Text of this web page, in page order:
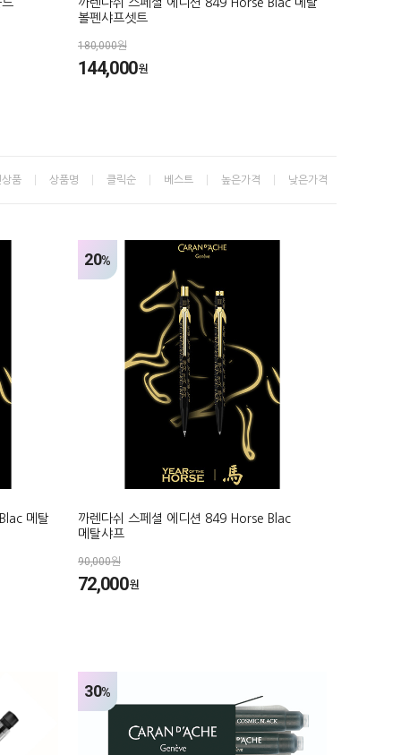
까렌다쉬 스페셜 에디션 849 Horse Blac 메탈
볼펜샤프셋트
180,000원
144,000원
상품 상품명 클릭순 베스트 높은가격 낮은가격
메탈
20%
까렌다쉬 스페셜 에디션 849 Horse Blac
메탈샤프
90,000원
72,000원
30%